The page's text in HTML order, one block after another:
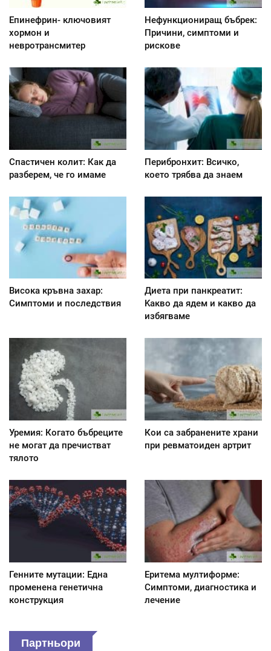
Епинефрин- ключовият
хормон и
невротрансмитер
Нефункциониращ бъбрек:
Причини, симптоми и
рискове
Спастичен колит: Как да
разберем, че го имаме
Перибронхит: Всичко,
което трябва да знаем
Висока кръвна захар:
Симптоми и последствия
Диета при панкреатит:
Kакво да ядем и какво да
избягваме
Уремия: Когато бъбреците
не могат да пречистват
тялото
Кои са забранените храни
при ревматоиден артрит
Генните мутации: Една
променена генетична
конструкция
Еритема мултиформе:
Симптоми, диагностика и
лечение
Партньори